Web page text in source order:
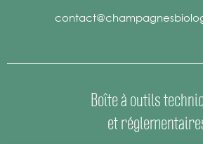
Boîte à outils
et